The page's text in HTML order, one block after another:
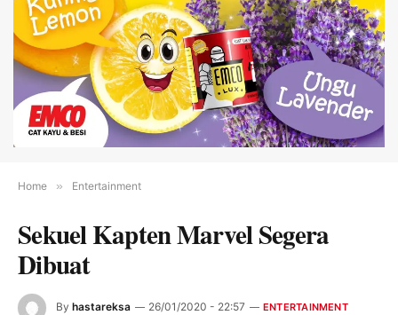
Home » Entertainment
Sekuel Kapten Marvel Segera
Dibuat
By hastareksa 26/01/2020 - 22:57 ENTERTAINMENT